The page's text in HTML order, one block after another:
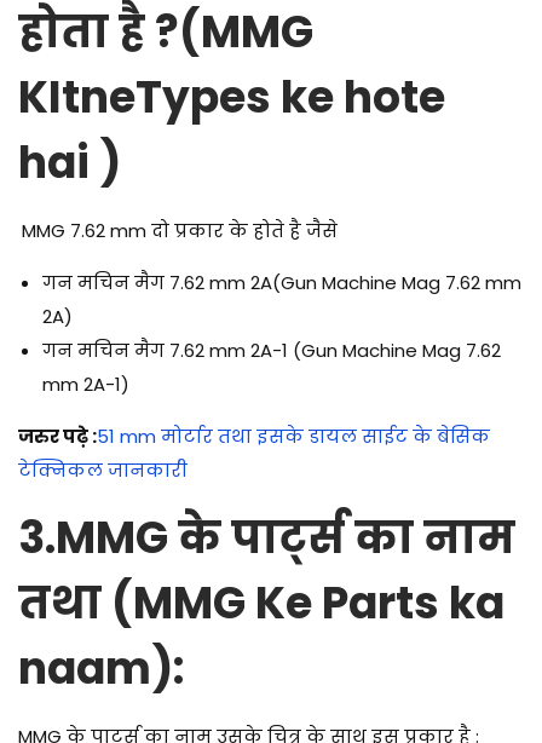
होता है ?(MMG
KItneTypes ke hote
hai )
MMG 7.62 mm दो प्रकार के होते है जैसे
गन मचिन मैग 7.62 mm 2A(Gun Machine Mag 7.62 mm
2A)
गन मचिन मैग 7.62 mm 2A-1 (Gun Machine Mag 7.62
mm 2A-1)
जरुर पढ़े :51 mm मोर्टार तथा इसके डायल साईट के बेसिक
टेक्निकल जानकारी
3.MMG के पार्ट्स का नाम
तथा (MMG Ke Parts ka
naam):
MMG के पार्ट्स का नाम उसके चित्र के साथ इस प्रकार है :